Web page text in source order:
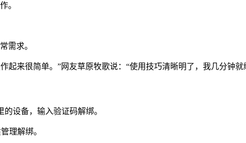
。
需求。
起来很简单。”网友草原牧歌说：“使用技巧清晰明了，我几分钟
设备，输入验证码解绑。
理解绑。